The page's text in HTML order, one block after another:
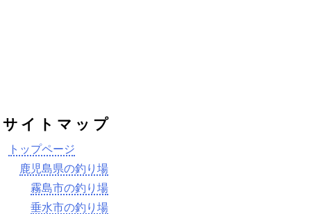
サイトマップ
トップページ
鹿児島県の釣り場
霧島市の釣り場
垂水市の釣り場